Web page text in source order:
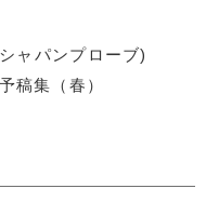
橋 雅和 (シャパンプローブ)
稿集（春）